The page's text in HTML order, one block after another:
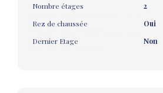
Nombre étages
2
Rez de chaussée
Oui
Dernier Etage
Non